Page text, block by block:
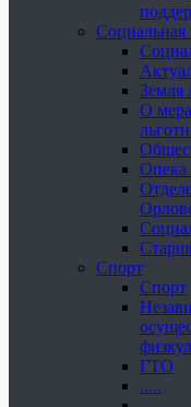
Социальная
Земля
О
Опека
Спорт
Спорт
ГТО
.....